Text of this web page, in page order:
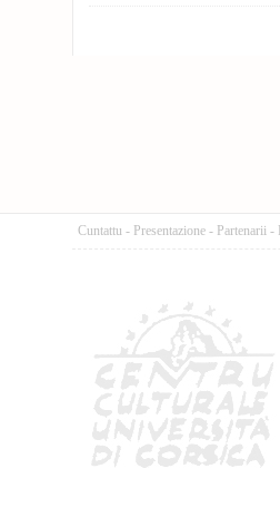
Cuntattu - Presentazione - Partenarii -